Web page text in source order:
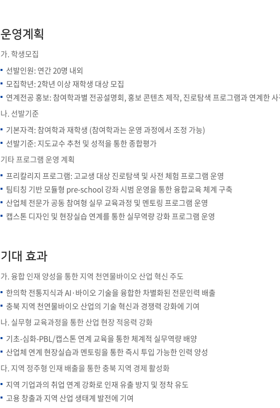
운영계획
가. 학생모집
선발인원: 연간 20명 내외
모집학년: 2학년 이상 재학생 대상 모집
연계전공 홍보: 참여학과별 전공설명회, 홍보 콘텐츠 제작, 진로탐색 프로그램과 연계한
나. 선발기준
기본자격: 참여학과 재학생 (참여학과는 운영 과정에서 조정 가능)
선발기준: 지도교수 추천 및 성적을 통한 종합평가
기타 프로그램 운영 계획
프리칼리지 프로그램: 고교생 대상 진로탐색 및 사전 체험 프로그램 운영
팀티칭 기반 모듈형 pre-school 강좌 시범 운영을 통한 융합교육 체계 구축
산업체 전문가 공동 참여형 실무 교육과정 및 멘토링 프로그램 운영
캡스톤 디자인 및 현장실습 연계를 통한 실무역량 강화 프로그램 운영
기대 효과
가. 융합 인재 양성을 통한 지역 천연물바이오 산업 혁신 주도
한의학 전통지식과 AI·바이오 기술을 융합한 차별화된 전문인력 배출
충북 지역 천연물바이오 산업의 기술 혁신과 경쟁력 강화에 기여
나. 실무형 교육과정을 통한 산업 현장 적응력 강화
기초-심화-PBL/캡스톤 연계 교육을 통한 체계적 실무역량 배양
산업체 연계 현장실습과 멘토링을 통한 즉시 투입 가능한 인력 양성
다. 지역 정주형 인재 배출을 통한 충북 지역 경제 활성화
지역 기업과의 취업 연계 강화로 인재 유출 방지 및 정착 유도
고용 창출과 지역 산업 생태계 발전에 기여